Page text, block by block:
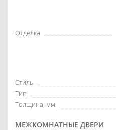
Отделка
Стиль
Тип
Толщина, мм
МЕЖКОМНАТНЫЕ ДВЕРИ